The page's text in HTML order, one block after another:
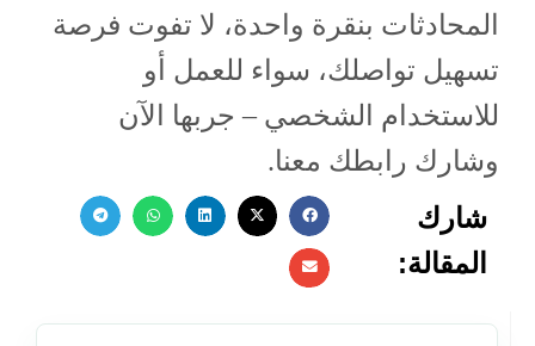
المحادثات بنقرة واحدة، لا تفوت فرصة
تسهيل تواصلك، سواء للعمل أو
للاستخدام الشخصي – جربها الآن
وشارك رابطك معنا.
شارك
المقالة: